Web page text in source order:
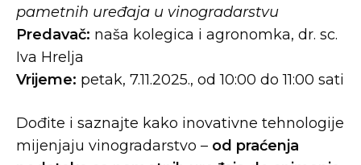
pametnih uređaja u vinogradarstvu
Predavač: naša kolegica i agronomka, dr. sc.
Iva Hrelja
Vrijeme: petak, 7.11.2025., od 10:00 do 11:00 sati
Dođite i saznajte kako inovativne tehnologije
mijenjaju vinogradarstvo – od praćenja